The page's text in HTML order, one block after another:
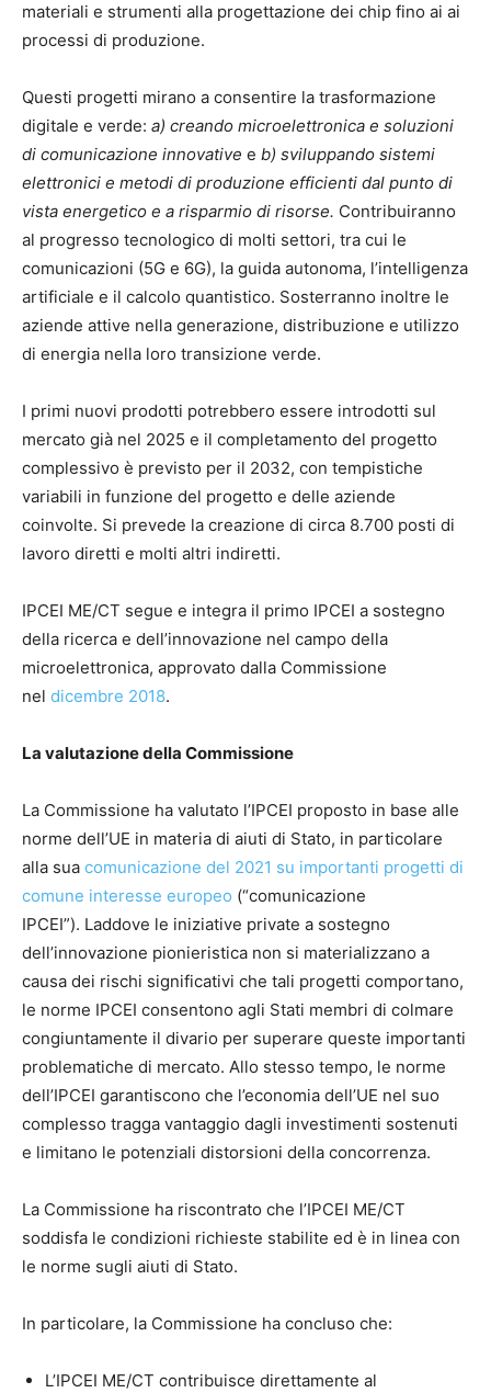
materiali e strumenti alla progettazione dei chip fino ai ai
processi di produzione.
Questi progetti mirano a consentire la trasformazione
digitale e verde: a) creando microelettronica e soluzioni
di comunicazione innovative e b) sviluppando sistemi
elettronici e metodi di produzione efficienti dal punto di
vista energetico e a risparmio di risorse. Contribuiranno
al progresso tecnologico di molti settori, tra cui le
comunicazioni (5G e 6G), la guida autonoma, l’intelligenza
artificiale e il calcolo quantistico. Sosterranno inoltre le
aziende attive nella generazione, distribuzione e utilizzo
di energia nella loro transizione verde.
I primi nuovi prodotti potrebbero essere introdotti sul
mercato già nel 2025 e il completamento del progetto
complessivo è previsto per il 2032, con tempistiche
variabili in funzione del progetto e delle aziende
coinvolte. Si prevede la creazione di circa 8.700 posti di
lavoro diretti e molti altri indiretti.
IPCEI ME/CT segue e integra il primo IPCEI a sostegno
della ricerca e dell’innovazione nel campo della
microelettronica, approvato dalla Commissione
nel dicembre 2018.
La valutazione della Commissione
La Commissione ha valutato l’IPCEI proposto in base alle
norme dell’UE in materia di aiuti di Stato, in particolare
alla sua comunicazione del 2021 su importanti progetti di
comune interesse europeo (“comunicazione
IPCEI”). Laddove le iniziative private a sostegno
dell’innovazione pionieristica non si materializzano a
causa dei rischi significativi che tali progetti comportano,
le norme IPCEI consentono agli Stati membri di colmare
congiuntamente il divario per superare queste importanti
problematiche di mercato. Allo stesso tempo, le norme
dell’IPCEI garantiscono che l’economia dell’UE nel suo
complesso tragga vantaggio dagli investimenti sostenuti
e limitano le potenziali distorsioni della concorrenza.
La Commissione ha riscontrato che l’IPCEI ME/CT
soddisfa le condizioni richieste stabilite ed è in linea con
le norme sugli aiuti di Stato.
In particolare, la Commissione ha concluso che:
L’IPCEI ME/CT contribuisce direttamente al